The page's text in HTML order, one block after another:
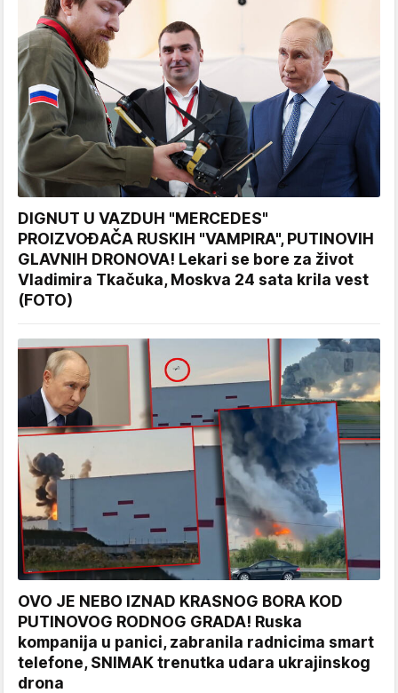
DIGNUT U VAZDUH "MERCEDES"
PROIZVOĐAČA RUSKIH "VAMPIRA", PUTINOVIH
GLAVNIH DRONOVA! Lekari se bore za život
Vladimira Tkačuka, Moskva 24 sata krila vest
(FOTO)
OVO JE NEBO IZNAD KRASNOG BORA KOD
PUTINOVOG RODNOG GRADA! Ruska
kompanija u panici, zabranila radnicima smart
telefone, SNIMAK trenutka udara ukrajinskog
drona